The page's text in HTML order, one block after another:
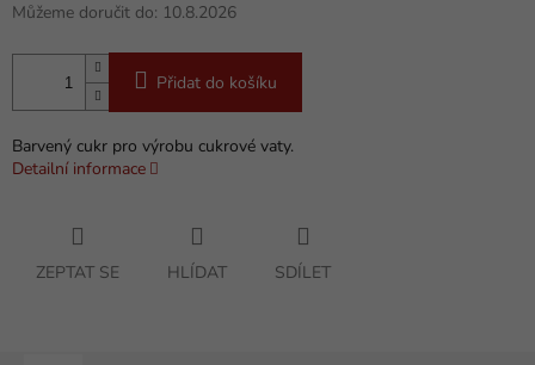
Můžeme doručit do: 10.8.2026
Přidat do košíku
Barvený cukr pro výrobu cukrové vaty.
Detailní informace
ZEPTAT SE HLÍDAT SDÍLET